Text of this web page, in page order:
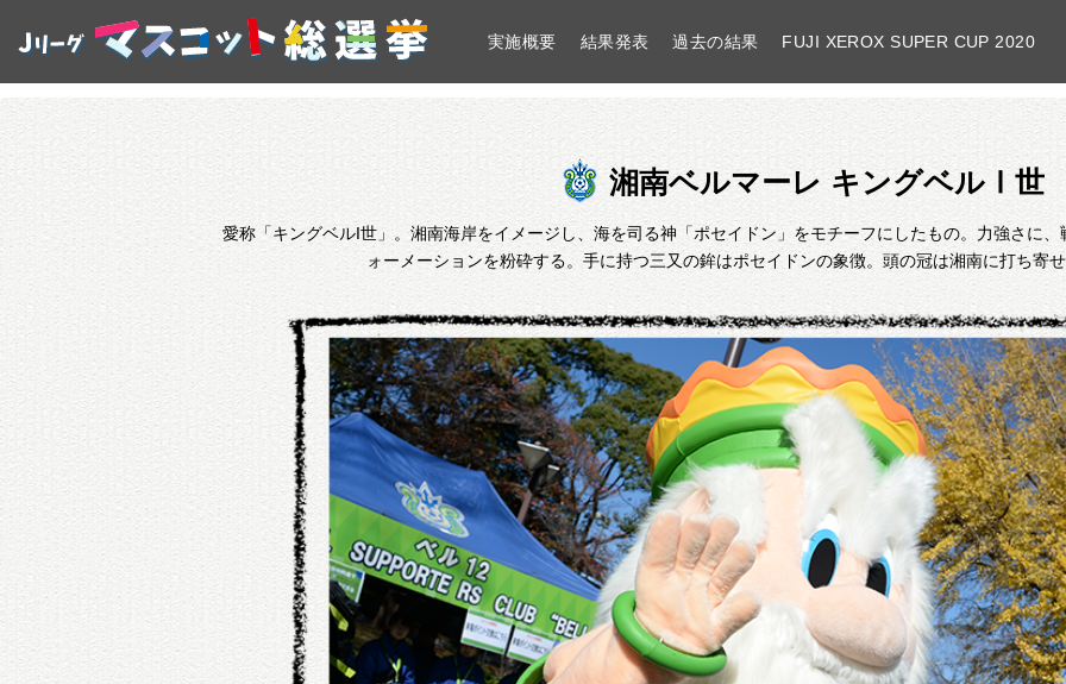
実施概要 結果発表 過去の結果 FUJI XEROX SUPER CUP 2020
湘南ベルマーレ
湘南ベルマーレ キングベルⅠ世
愛称「キングベルI世」。湘南海岸をイメージし、海を司る神「ポセイドン」をモチーフにしたもの。力強さに
ォーメーションを粉砕する。手に持つ三又の鉾はポセイドンの象徴。頭の冠は湘南に打ち寄